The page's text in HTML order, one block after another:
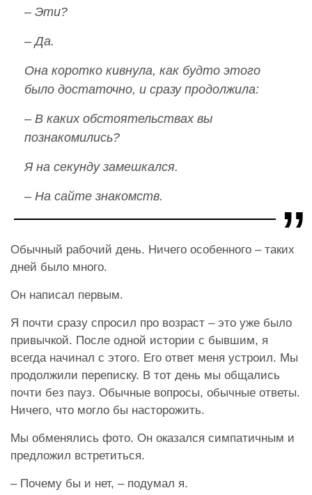
– Эти?
– Да.
Она коротко кивнула, как будто этого
было достаточно, и сразу продолжила:
– В каких обстоятельствах вы
познакомились?
Я на секунду замешкался.
– На сайте знакомств.
Обычный рабочий день. Ничего особенного – таких
дней было много.
Он написал первым.
Я почти сразу спросил про возраст – это уже было
привычкой. После одной истории с бывшим, я
всегда начинал с этого. Его ответ меня устроил. Мы
продолжили переписку. В тот день мы общались
почти без пауз. Обычные вопросы, обычные ответы.
Ничего, что могло бы насторожить.
Мы обменялись фото. Он оказался симпатичным и
предложил встретиться.
– Почему бы и нет, – подумал я.